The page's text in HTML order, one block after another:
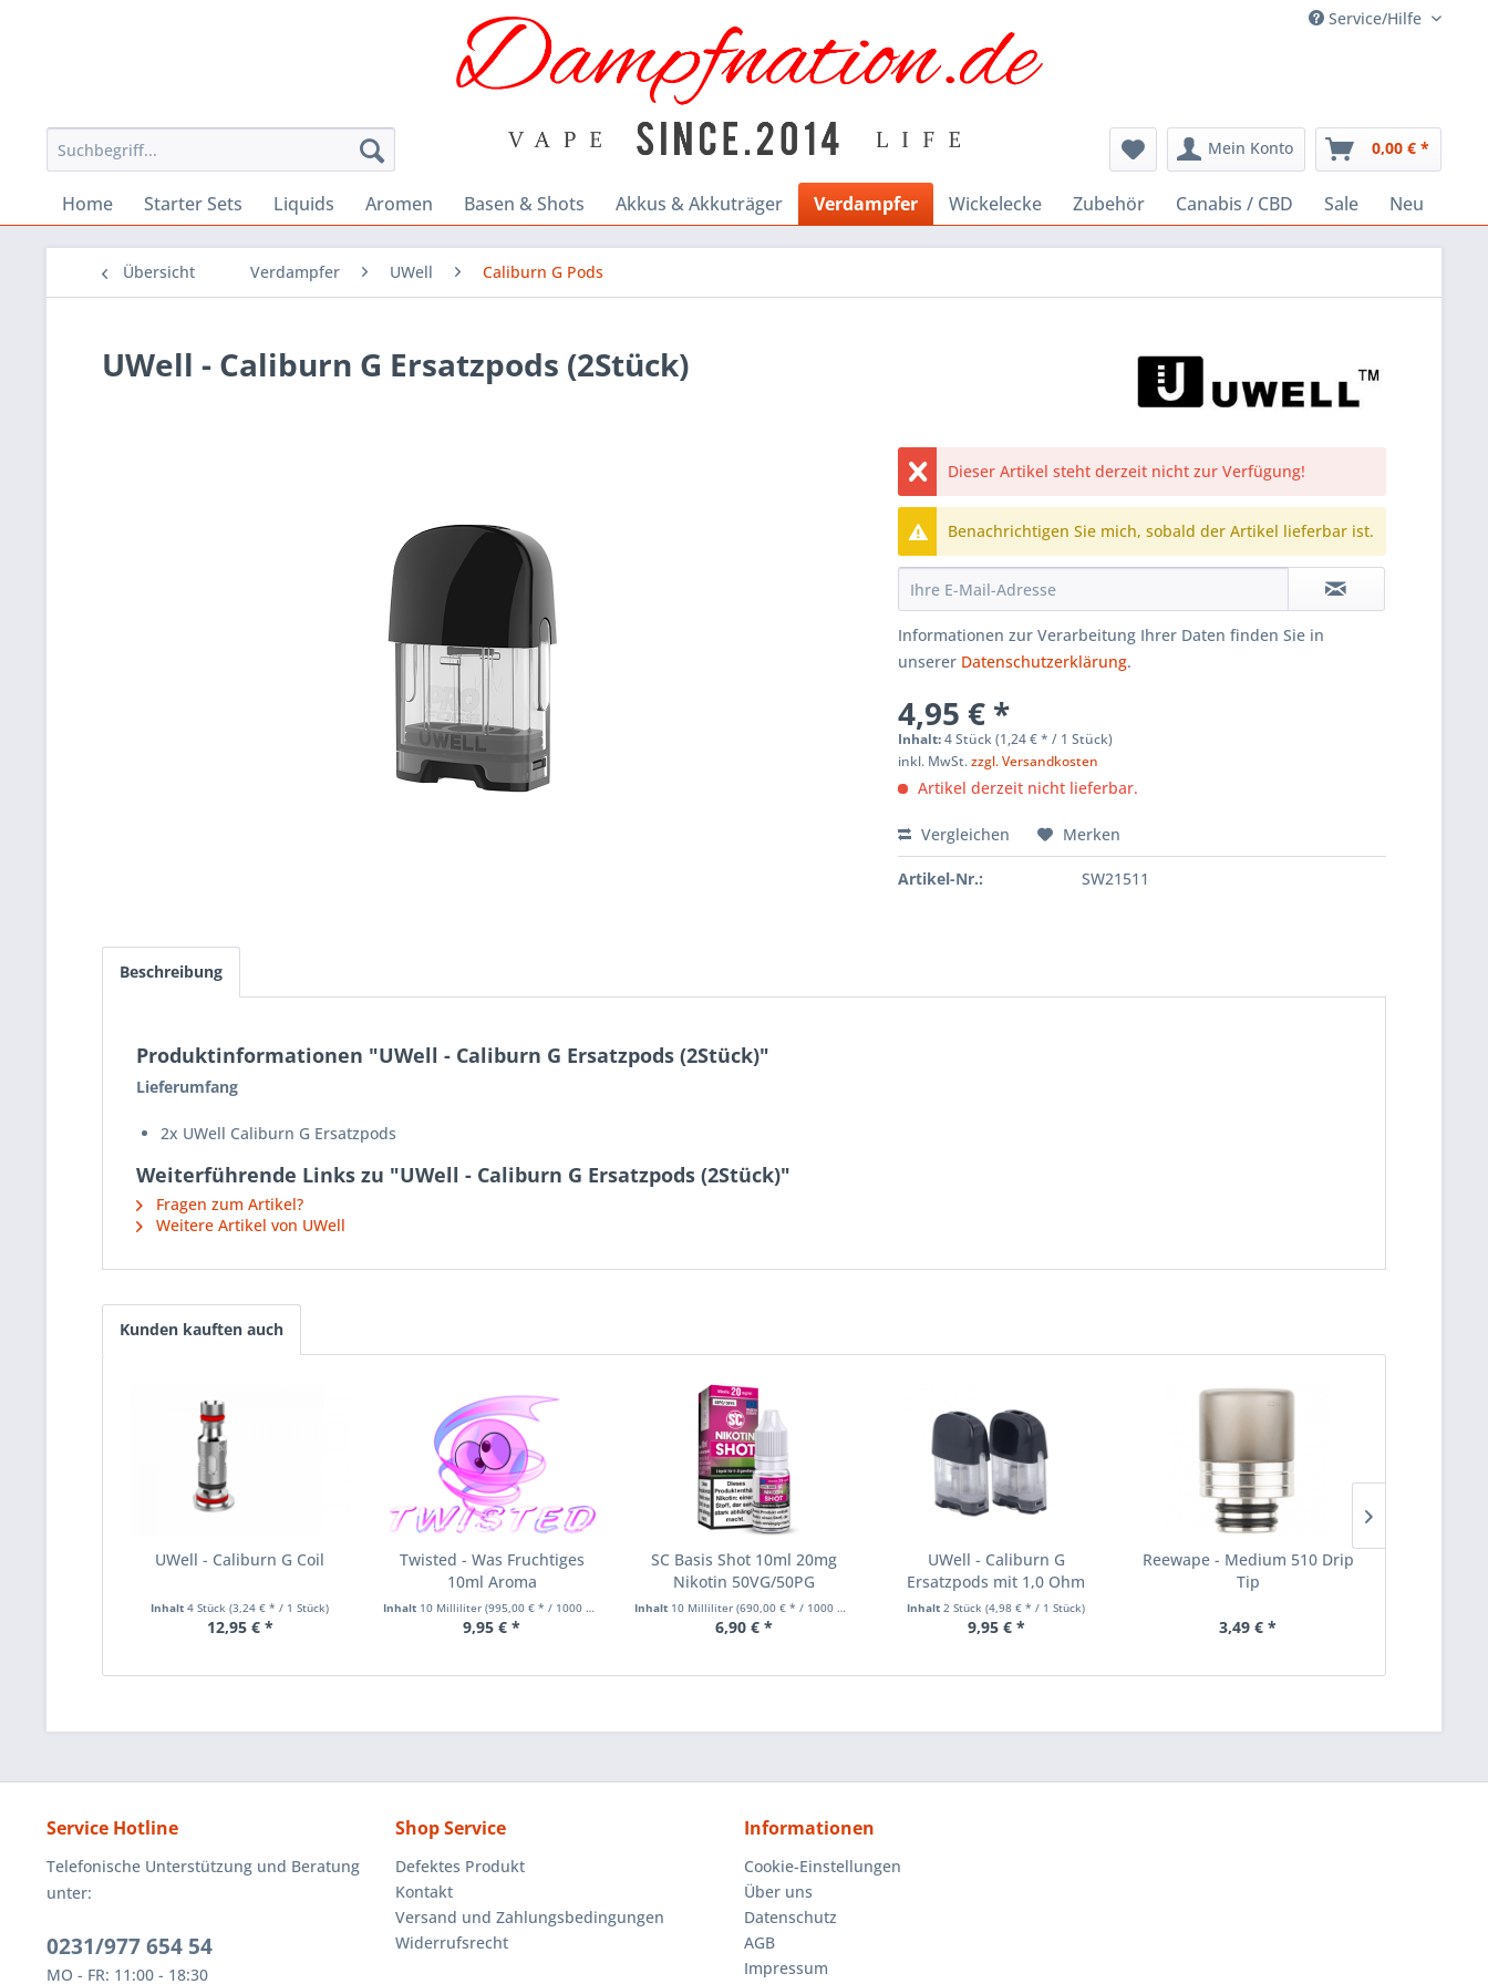
Service/Hilfe
Mein Konto 0,00 € *
Home Starter Sets Liquids Aromen Basen & Shots Akkus & Akkuträger Verdampfer Wickelecke Zubehör Canabis / CBD Sale Neu
Übersicht Verdampfer UWell Caliburn G Pods
UWell - Caliburn G Ersatzpods (2Stück)
Dieser Artikel steht derzeit nicht zur Verfügung!
Benachrichtigen Sie mich, sobald der Artikel lieferbar ist.
Informationen zur Verarbeitung Ihrer Daten finden Sie in
unserer Datenschutzerklärung.
4,95 € *
Inhalt:4 Stück (1,24 € * / 1 Stück)
inkl. MwSt.zzgl. Versandkosten
Artikel derzeit nicht lieferbar.
Vergleichen Merken
Artikel-Nr.: SW21511
Beschreibung
Produktinformationen "UWell - Caliburn G Ersatzpods (2Stück)"
Lieferumfang
2x UWell Caliburn G Ersatzpods
Weiterführende Links zu "UWell - Caliburn G Ersatzpods (2Stück)"
Fragen zum Artikel?
Weitere Artikel von UWell
Kunden kauften auch
UWell - Caliburn G Coil
Inhalt4 Stück(3,24 € * / 1 Stück)
12,95 € *
Twisted - Was Fruchtiges
10ml Aroma
Inhalt 10 Milliliter (995,00 € * / 1000 Milliliter)
9,95 € *
SC Basis Shot 10ml 20mg
Nikotin 50VG/50PG
Inhalt 10 Milliliter(690,00 € * / 1000 Milliliter)
6,90 € *
UWell - Caliburn G
Ersatzpods mit 1,0 Ohm
Coils...
Inhalt2 Stück(4,98 € * / 1 Stück)
9,95 € *
Reewape - Medium 510 Drip
Tip
3,49 € *
Service Hotline
Telefonische Unterstützung und Beratung
unter:
0231/977 654 54
MO - FR: 11:00 - 18:30
Shop Service
Defektes Produkt
Kontakt
Versand und Zahlungsbedingungen
Widerrufsrecht
Informationen
Cookie-Einstellungen
Über uns
Datenschutz
AGB
Impressum